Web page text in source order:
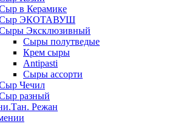
в Керамике
ЭКОТАВУШ
Эксклюзивный
Сыры полутведые
Крем сыры
Antipasti
Сыры ассорти
Чечил
разный
Режан